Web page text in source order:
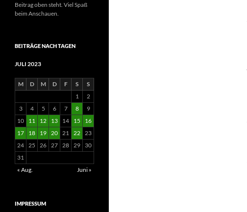
Beitrag oben steht. Viel Spaß
beim Anschauen.
BEITRÄGE NACH TAGEN
JULI 2023
M D M D F S
S
1
2
3
4 5 6 7 8
9
10
11 12 13 14 15
16
17
18 19 20 21 22 23
24 25 26 27 28 29
30
31
« Aug.
Juni »
IMPRESSUM